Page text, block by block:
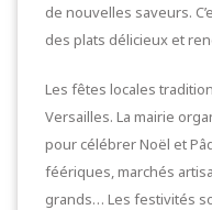
de nouvelles saveurs.
des plats délicieux et
Les fêtes locales
Versailles. La mairie
pour célébrer Noël et
féériques, marchés
grands… Les festivités